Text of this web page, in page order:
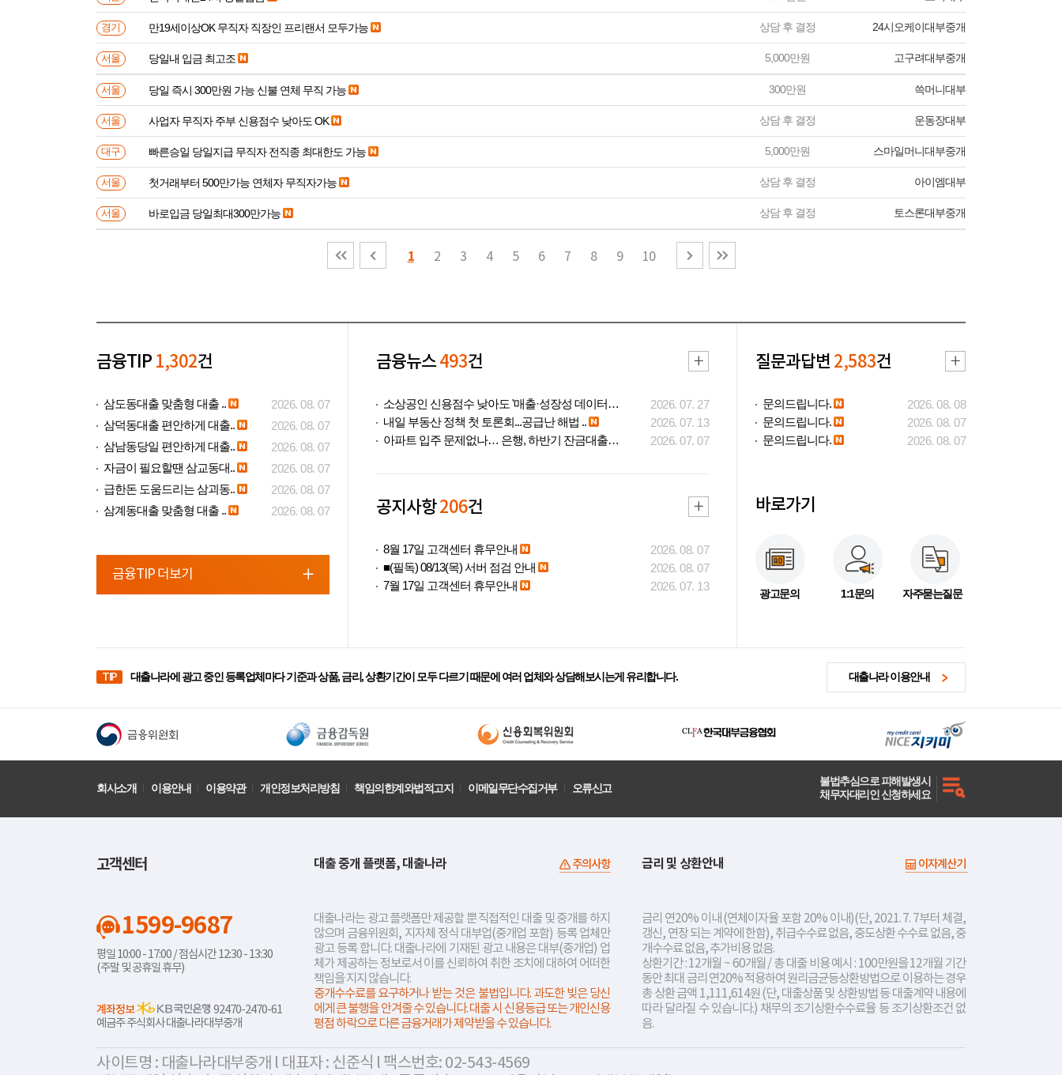
경기 만19세이상OK 무직자 직장인 프리랜서 모두가능 상담 후 결정 24시오케이대부중개
서울 당일내 입금 최고조 5,000만원 고구려대부중개
서울 당일 즉시 300만원 가능 신불 연체 무직 가능 300만원 쓱머니대부
서울 사업자 무직자 주부 신용점수 낮아도 OK 상담 후 결정 운동장대부
대구 빠른승일 당일지급 무직자 전직종 최대한도 가능 5,000만원 스마일머니대부중개
서울 첫거래부터 500만가능 연체자 무직자가능 상담 후 결정 아이엠대부
서울 바로입금 당일최대300만가능 상담 후 결정 토스론대부중개
1 2 3 4 5 6 7 8 9 10
금융TIP 1,302건
삼도동대출 맞춤형 대출 ..
2026. 08. 07
삼덕동대출 편안하게 대출..
2026. 08. 07
삼남동당일 편안하게 대출..
2026. 08. 07
자금이 필요할땐 삼교동대..
2026. 08. 07
급한돈 도움드리는 삼괴동..
2026. 08. 07
삼계동대출 맞춤형 대출 ..
2026. 08. 07
금융TIP 더보기
금융뉴스493건
소상공인 신용점수 낮아도 '매출·성장성 데이터..
2026. 07. 27
내일 부동산 정책 첫 토론회...공급난 해법 ..
2026. 07. 13
아파트 입주 문제없나… 은행, 하반기 잔금대출..
2026. 07. 07
공지사항206건
8월 17일 고객센터 휴무안내
2026. 08. 07
■(필독) 08/13(목) 서버 점검 안내
2026. 08. 07
7월 17일 고객센터 휴무안내
2026. 07. 13
질문과답변 2,583건
문의드립니다.
2026. 08. 08
문의드립니다.
2026. 08. 07
문의드립니다.
2026. 08. 07
바로가기
광고문의 1:1문의 자주묻는질문
TIP 대출나라에 광고 중인 등록업체마다 기준과 상품, 금리, 상환기간이 모두 다르기 때문에 여러 업체와 상담해보시는게 유리합니다. 대출나라 이용안내
회사소개 이용안내 이용약관 개인정보처리방침 책임의한계와법적고지 이메일무단수집거부 오류신고
불법추심으로 피해발생시
채무자대리인 신청하세요
고객센터
1599-9687
평일 10:00 - 17:00 / 점심시간 12:30 - 13:30
(주말 및 공휴일 휴무)
계좌정보
92470-2470-61
예금주 주식회사 대출나라대부중개
대출 중개 플랫폼, 대출나라 주의사항
대출나라는 광고 플랫폼만 제공할 뿐 직접적인 대출 및 중개를 하지
않으며 금융위원회, 지자체 정식 대부업(중개업 포함) 등록 업체만
광고 등록 합니다. 대출나라에 기재된 광고 내용은 대부(중개업) 업
체가 제공하는 정보로서 이를 신뢰하여 취한 조치에 대하여 어떠한
책임을 지지 않습니다.
중개수수료를 요구하거나 받는 것은 불법입니다. 과도한 빚은 당신
에게 큰 불행을 안겨줄 수 있습니다. 대출 시 신용등급 또는 개인신용
평점 하락으로 다른 금융거래가 제약받을 수 있습니다.
금리 및 상환안내 이자계산기
금리 연20% 이내 (연체이자율 포함 20% 이내)(단, 2021. 7. 7부터 체결,
갱신, 연장 되는 계약에 한함), 취급수수료 없음, 중도상환 수수료 없음, 중
개수수료 없음, 추가비용 없음.
상환기간 : 12개월 ~ 60개월 / 총 대출 비용 예시 : 100만원을 12개월 기간
동안 최대 금리 연20% 적용하여 원리금균등상환방법으로 이용하는 경우
총 상환 금액 1,111,614원 (단, 대출상품 및 상환방법 등 대출계약 내용에
따라 달라질 수 있습니다.) 채무의 조기상환수수료율 등 조기상환조건 없
음.
사이트명 : 대출나라대부중개 l 대표자 : 신준식 l 팩스번호: 02-543-4569